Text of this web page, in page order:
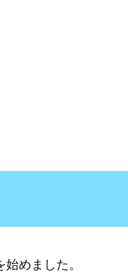
めました。